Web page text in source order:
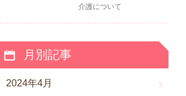
介護について
月別記事
2024年4月